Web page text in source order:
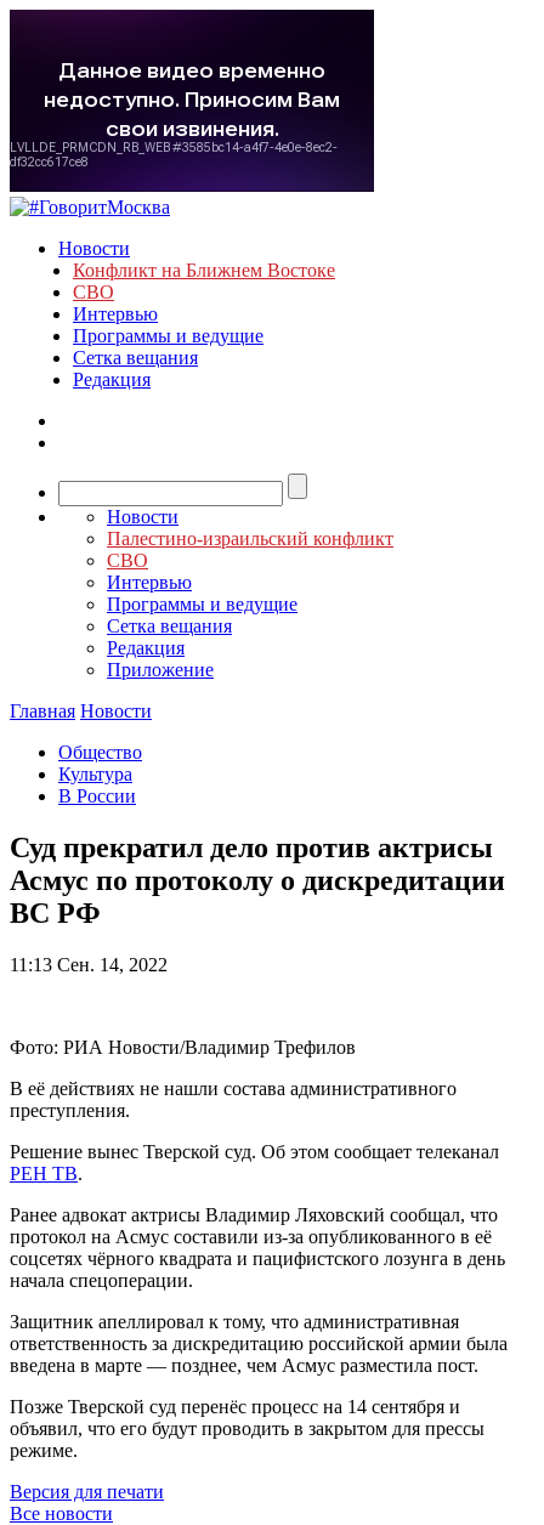
Новости
Конфликт на Ближнем Востоке
СВО
Интервью
Программы и ведущие
Сетка вещания
Редакция
Новости
Палестино-израильский конфликт
СВО
Интервью
Программы и ведущие
Сетка вещания
Редакция
Приложение
Главная Новости
Общество
Культура
В России
Суд прекратил дело против актрисы
Асмус по протоколу о дискредитации
ВС РФ
11:13 Сен. 14, 2022
Фото: РИА Новости/Владимир Трефилов
В её действиях не нашли состава административного
преступления.
Решение вынес Тверской суд. Об этом сообщает телеканал
РЕН ТВ.
Ранее адвокат актрисы Владимир Ляховский сообщал, что
протокол на Асмус составили из-за опубликованного в её
соцсетях чёрного квадрата и пацифистского лозунга в день
начала спецоперации.
Защитник апеллировал к тому, что административная
ответственность за дискредитацию российской армии была
введена в марте — позднее, чем Асмус разместила пост.
Позже Тверской суд перенёс процесс на 14 сентября и
объявил, что его будут проводить в закрытом для прессы
режиме.
Версия для печати
Все новости